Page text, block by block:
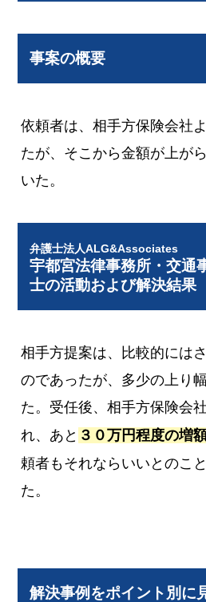
事案の概要
依頼者は、相手方保険会社
たが、そこから金額が上が
いた。
弁護士法人ALG&Associates
宇都宮法律事務所・交通
士の活動および解決結果
相手方提案は、比較的には
のであったが、多少の上り
た。受任後、相手方保険会
れ、あと ３０万円程度の増
頼者もそれならいいとのこ
た。
解決事例をポイント別に